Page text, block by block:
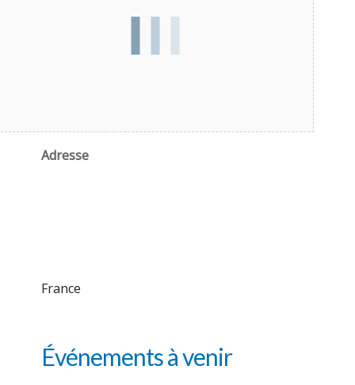
Adresse
France
Événements à venir